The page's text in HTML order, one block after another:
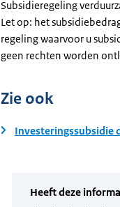
Subsidieregeling
Let op: het
regeling waarvoor u
geen rechten worden
Zie ook
Investeringssubsidie